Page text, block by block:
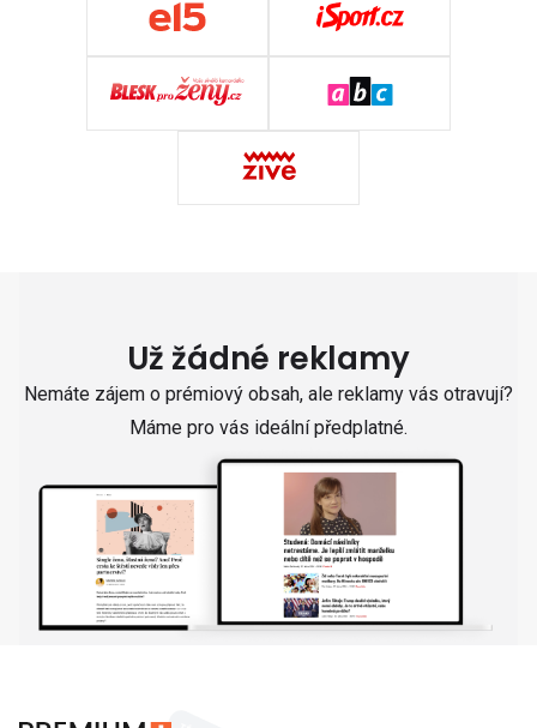
Už žádné reklamy
Nemáte zájem o prémiový obsah, ale reklamy vás otravují?
Máme pro vás ideální předplatné.